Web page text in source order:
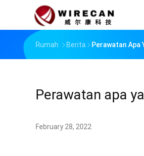
Rumah Berita Perawatan Apa
Perawatan apa
February 28, 2022